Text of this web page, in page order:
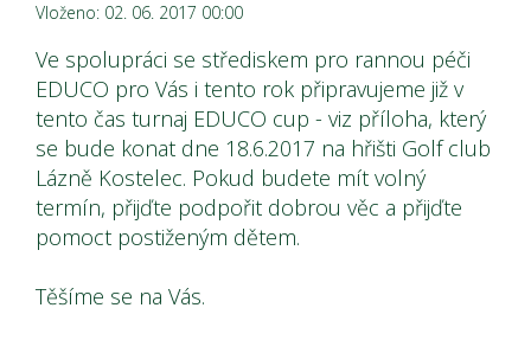
Vloženo: 02. 06. 2017 00:00
Ve spolupráci se střediskem pro rannou péči
EDUCO pro Vás i tento rok připravujeme již v
tento čas turnaj EDUCO cup - viz příloha, který
se bude konat dne 18.6.2017 na hřišti Golf club
Lázně Kostelec. Pokud budete mít volný
termín, přijďte podpořit dobrou věc a přijďte
pomoct postiženým dětem.
Těšíme se na Vás.